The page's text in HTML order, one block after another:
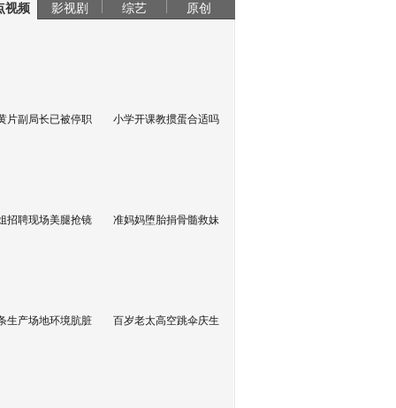
视频 影视剧 综艺 原创
片副局长已被停职 小学开课教掼蛋合适吗
招聘现场美腿抢镜 准妈妈堕胎捐骨髓救妹
生产场地环境肮脏 百岁老太高空跳伞庆生